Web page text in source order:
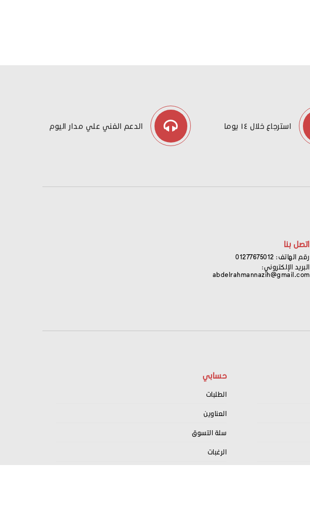
استرجاع خلال ١٤ يوما الدعم الفني علي مدار اليوم
اتصل بنا
رقم الهاتف: 01277675012
البريد الإلكتروني:
abdelrahmannazih@gmail.com
حسابي
الطلبات
العناوين
سلة التسوق
الرغبات